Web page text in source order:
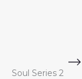
Soul Series 2